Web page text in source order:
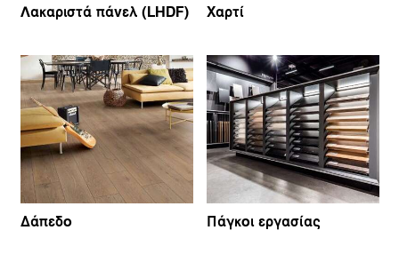
Λακαριστά πάνελ (LHDF) Χαρτί
Δάπεδο Πάγκοι εργασίας